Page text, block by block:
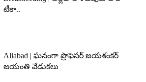
టీకా..
Aliabad | ఘనంగా ప్రొఫెసర్ జయశంకర్
జయంతి వేడుకలు